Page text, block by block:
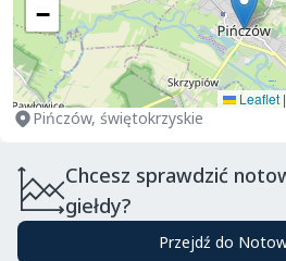
−
Leaflet |
Pińczów, świętokrzyskie
Chcesz sprawdzić
giełdy?
Przejdź do